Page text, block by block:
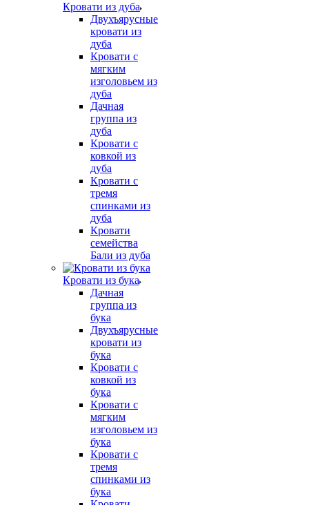
Кровати из дуба
Двухъярусные
кровати из
дуба
Кровати с
мягким
изголовьем из
дуба
Дачная
группа из
дуба
Кровати с
ковкой из
дуба
Кровати с
тремя
спинками из
дуба
Кровати
семейства
Бали из дуба
Кровати из бука
Дачная
группа из
бука
Двухъярусные
кровати из
бука
Кровати с
ковкой из
бука
Кровати с
мягким
изголовьем из
бука
Кровати с
тремя
спинками из
бука